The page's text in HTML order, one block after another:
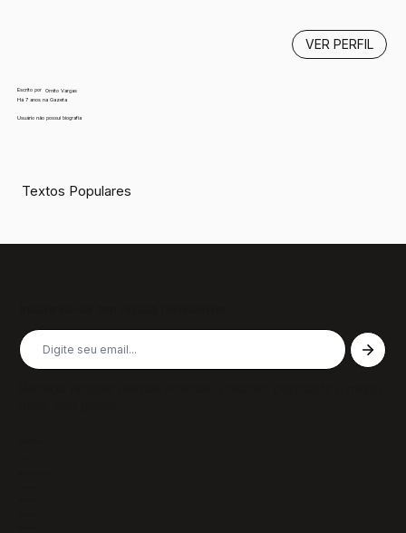
Escrito por
Ornito Vargas
Há 7 anos na Gazeta
Usuário não possui biografia
VER PERFIL
Textos Populares